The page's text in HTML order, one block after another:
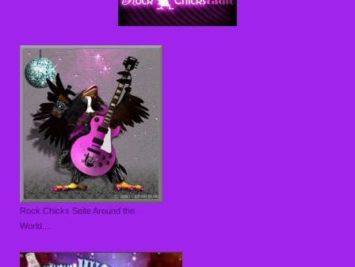
Rock Chicks Seite Around the
World....